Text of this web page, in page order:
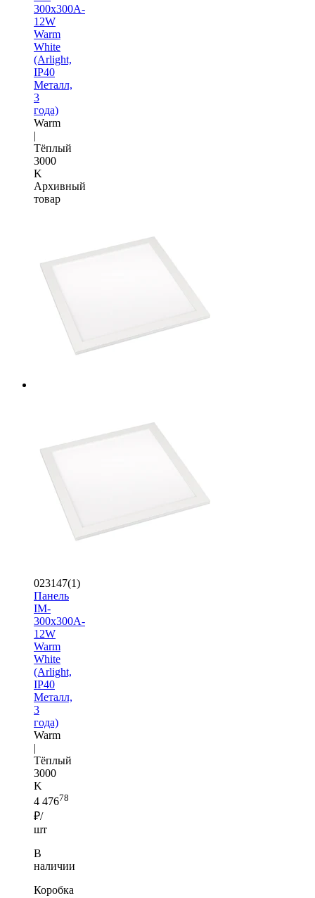
300x300A-
12W
Warm
White
(Arlight,
IP40
Металл,
3
года)
Warm
|
Тёплый
3000
K
Архивный
товар
023147(1)
Панель
IM-
300x300A-
12W
Warm
White
(Arlight,
IP40
Металл,
3
года)
Warm
|
Тёплый
3000
K
4 47678
₽/
шт
В
наличии
Коробка